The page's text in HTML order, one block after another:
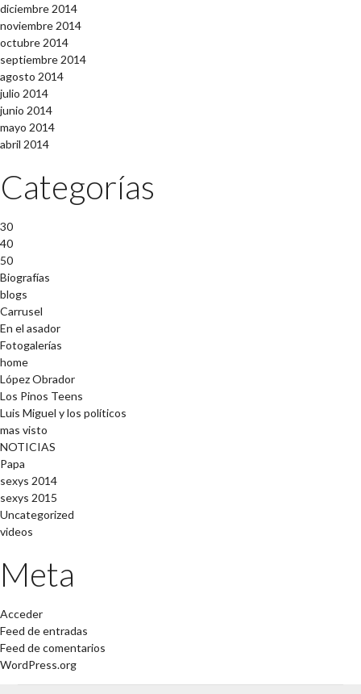
diciembre 2014
noviembre 2014
octubre 2014
septiembre 2014
agosto 2014
julio 2014
junio 2014
mayo 2014
abril 2014
Categorías
30
40
50
Biografías
blogs
Carrusel
En el asador
Fotogalerías
home
López Obrador
Los Pinos Teens
Luis Miguel y los políticos
mas visto
NOTICIAS
Papa
sexys 2014
sexys 2015
Uncategorized
videos
Meta
Acceder
Feed de entradas
Feed de comentarios
WordPress.org